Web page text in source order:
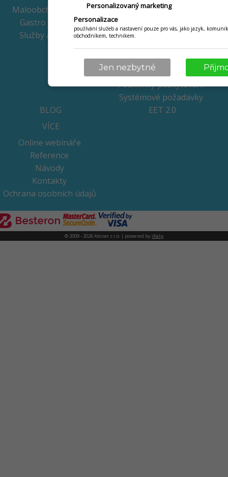
Maloobchod / retail
Gastro provozy
Služby a servisy
Pronájem pokladen
pokladen
Chci jen software
Terminál zdarma
Schéma MIF++
Podmínky poskytování
Systémové požadavky
BLOG
EET 2.0
VÍCE
Online webináře
Reference
Návody
Kontakty
Ochrana osobních údajů
Personalizovaný marketing
Personalizace
používání služeb a nastavení pouze pro vás, jako jazyk,
obchodníkem, technikem.
Jen nezbytné
© 2009 - 2026 Abiset s.r.o. | powered by iKelp